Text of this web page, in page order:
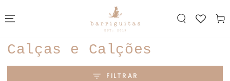
Coleção:
Calças e Calções
FILTRAR